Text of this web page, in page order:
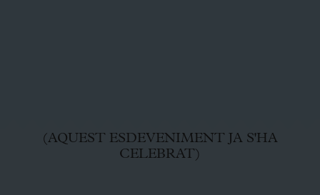
(AQUEST ESDEVENIMENT JA S'HA
CELEBRAT)